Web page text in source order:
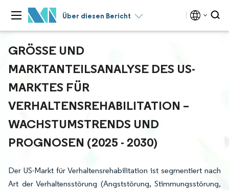
Über diesen Bericht
GRÖSSE UND M
ARKTANTEILSANALYSE DES US-M
ARKTES FÜR V
ERHALTENSREHABILITATION – W
ACHSTUMSTRENDS UND P
ROGNOSEN (2025 - 2030)
Der US-Markt für Verhaltensrehabilitation ist segmentiert nach
Art der Verhaltensstörung (Angststörung, Stimmungsstörung,